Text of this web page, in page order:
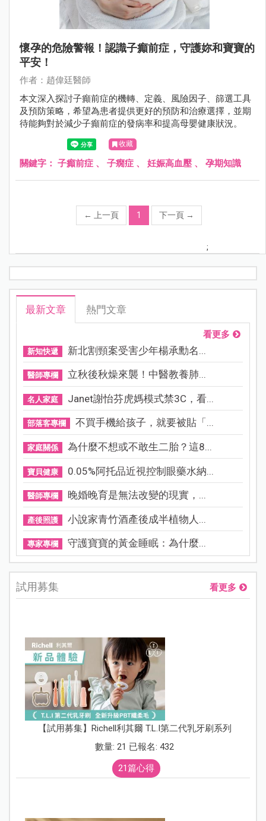
懷孕的危險警報！認識子癲前症，守護妳和寶寶的
平安！
作者：趙偉廷醫師
本文深入探討子癲前症的機轉、定義、風險因子、篩選工具
及預防策略，希望為患者提供更好的預防和治療選擇，並期
待能夠對於減少子癲前症的發病率和提高母嬰健康狀況。
收藏
關鍵字： 子癲前症 、 子癇症 、 妊娠高血壓 、 孕期知識
← 上一頁 1 下一頁 →
;
最新文章 熱門文章
看更多
新知快遞 新北割頸案受害少年楊承勳名...
醫師專欄 立秋後秋燥來襲！中醫教養肺...
名人家庭 Janet謝怡芬虎媽模式禁3C，看...
部落客專欄 不買手機給孩子，就要被貼「...
家庭關係 為什麼不想或不敢生二胎？這8...
寶貝健康 0.05%阿托品近視控制眼藥水納...
醫師專欄 晚婚晚育是無法改變的現實，...
產後照護 小說家青竹酒產後成半植物人...
專家專欄 守護寶寶的黃金睡眠：為什麼...
試用募集 看更多
【試用募集】Richell利其爾 T.L.I第二代乳牙刷系列
數量: 21 已報名: 432
21篇心得